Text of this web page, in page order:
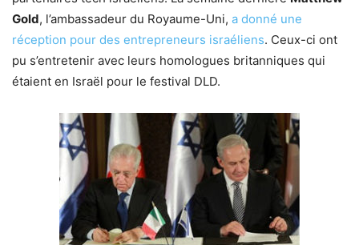
Gold, l’ambassadeur du Royaume-Uni, a donné une
réception pour des entrepreneurs israéliens. Ceux-ci ont
pu s’entretenir avec leurs homologues britanniques qui
étaient en Israël pour le festival DLD.